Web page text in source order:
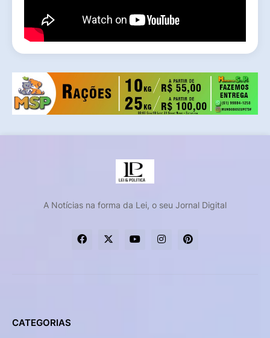
A Notícias na forma da Lei, o seu Jornal Digital
CATEGORIAS